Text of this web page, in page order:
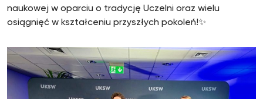
naukowej w oparciu o tradycję Uczelni oraz wielu
osiągnięć w kształceniu przyszłych pokoleń!✨